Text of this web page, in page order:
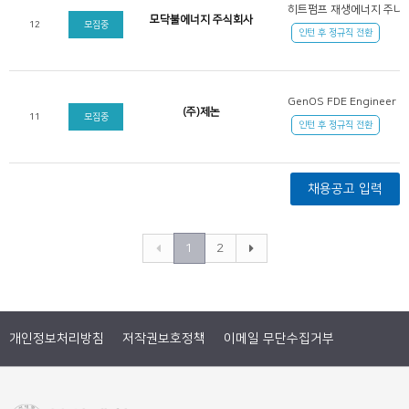
12 모집중 모닥불에너지 주식회사
히트펌프 재생에너지 주니
인턴 후 정규직 전환
11 모집중 (주)제논
GenOS FDE Engineer (
인턴 후 정규직 전환
채용공고 입력
1 2
개인정보처리방침 저작권보호정책 이메일 무단수집거부